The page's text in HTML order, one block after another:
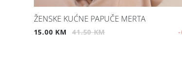
ŽENSKE KUĆNE PAPUČE MERTA
15.00 KM 41.50 KM